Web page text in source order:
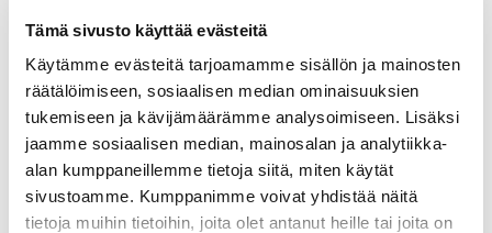
Tämä sivusto käyttää evästeitä
Käytämme evästeitä tarjoamamme sisällön ja mainosten
räätälöimiseen, sosiaalisen median ominaisuuksien
tukemiseen ja kävijämäärämme analysoimiseen. Lisäksi
jaamme sosiaalisen median, mainosalan ja analytiikka-
alan kumppaneillemme tietoja siitä, miten käytät
sivustoamme. Kumppanimme voivat yhdistää näitä
tietoja muihin tietoihin, joita olet antanut heille tai joita on
Ančs is a Latvian-born cellist who
studies at Sibelius Academy with cellist
Martti Rousi. He is now focusing on a